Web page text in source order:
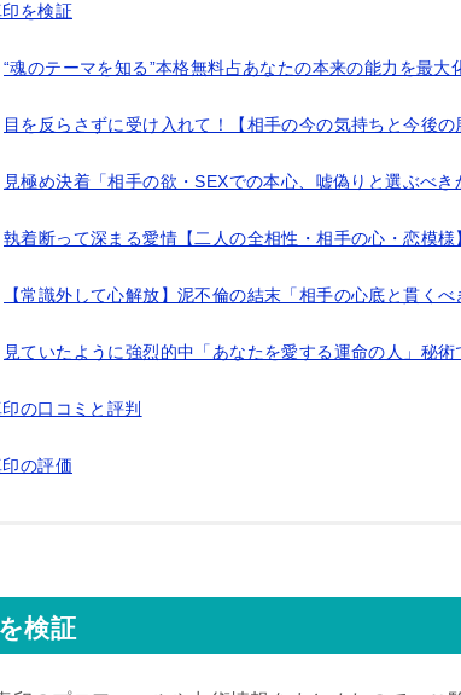
を検証
“魂のテーマを知る”本格無料占あなたの本来の能力を最大
目を反らさずに受け入れて！【相手の今の気持ちと今後の
見極め決着「相手の欲・SEXでの本心、嘘偽りと選ぶべき
執着断って深まる愛情【二人の全相性・相手の心・恋模様
【常識外して心解放】泥不倫の結末「相手の心底と貫くべ
見ていたように強烈的中「あなたを愛する運命の人」秘術
の口コミと評判
の評価
検証